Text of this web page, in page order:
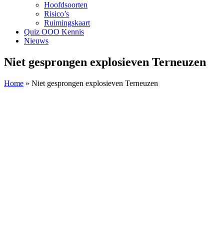
Hoofdsoorten
Risico’s
Ruimingskaart
Quiz OOO Kennis
Nieuws
Niet gesprongen explosieven Terneuzen
Home » Niet gesprongen explosieven Terneuzen